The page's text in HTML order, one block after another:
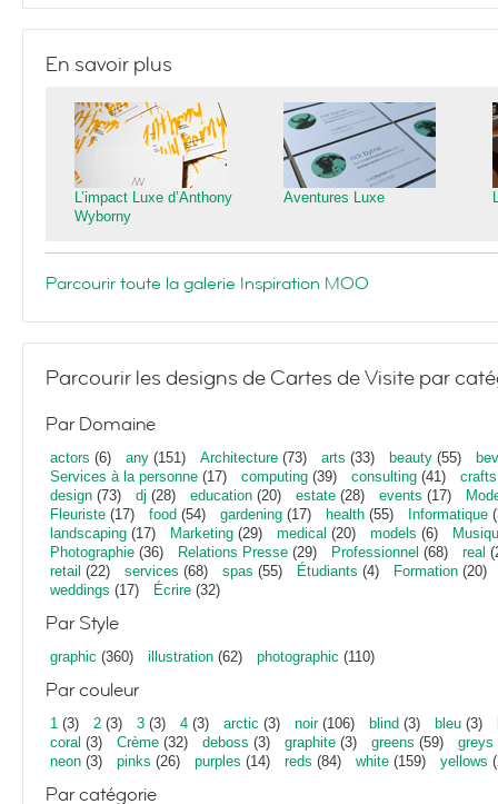
En savoir plus
L’impact Luxe d’Anthony
Wyborny
Aventures Luxe
Parcourir toute la galerie Inspiration MOO
Parcourir les designs de Cartes de Visite par
Par Domaine
actors (6) any (151) Architecture (73) arts (33) beauty (55)
Services à la personne (17) computing (39) consulting (41) crafts
design (73) dj (28) education (20) estate (28) events (17)
Fleuriste (17) food (54) gardening (17) health (55) Informatique
landscaping (17) Marketing (29) medical (20) models (6)
Photographie (36) Relations Presse (29) Professionnel (68) real
retail (22) services (68) spas (55) Étudiants (4) Formation (20)
weddings (17) Écrire (32)
Par Style
graphic (360) illustration (62) photographic (110)
Par couleur
1 (3) 2 (3) 3 (3) 4 (3) arctic (3) noir(106) blind (3) bleu (3)
coral (3) Crème (32) deboss (3) graphite (3) greens (59) greys
neon (3) pinks (26) purples (14) reds (84) white (159) yellows
Par catégorie